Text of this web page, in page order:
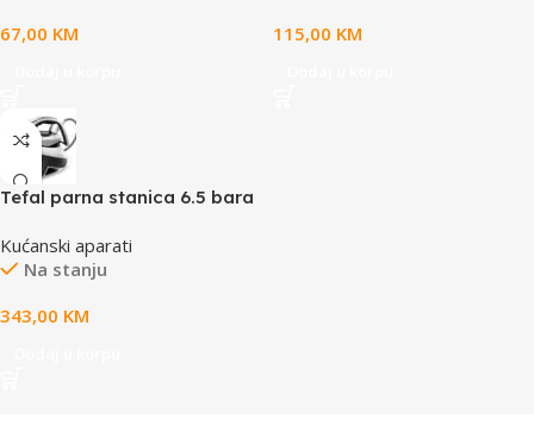
67,00 KM
115,00 KM
Tefal parna stanica 6.5 bara
Kućanski aparati
Na stanju
343,00 KM